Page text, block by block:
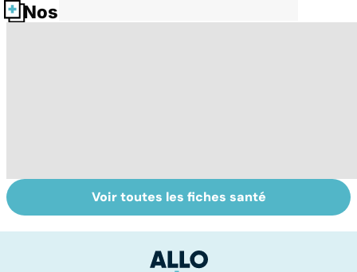
Nos fiches santé
Tout savoir sur
les infections
Inflammation des
amygdales : que
d'angine ?
Voir toutes les fiches santé